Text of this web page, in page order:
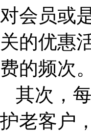
对会员或
关的优惠
费的频次。
其次，
护老客户